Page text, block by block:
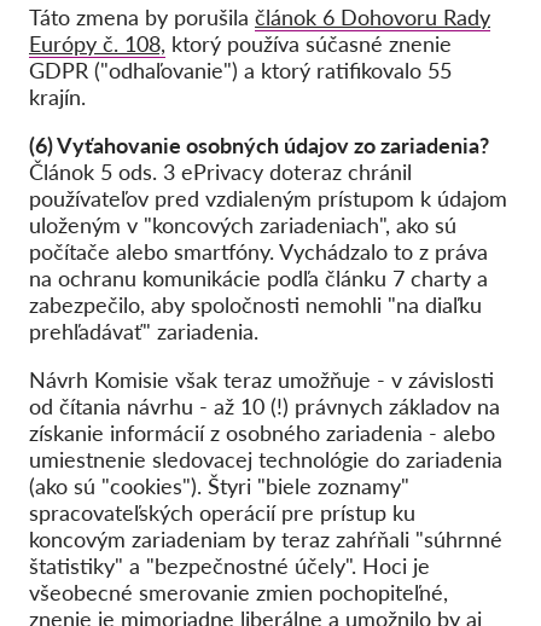
Táto zmena by porušila článok 6 Dohovoru Rady
Európy č. 108, ktorý používa súčasné znenie
GDPR ("odhaľovanie") a ktorý ratifikovalo 55
krajín.
(6) Vyťahovanie osobných údajov zo zariadenia?
Článok 5 ods. 3 ePrivacy doteraz chránil
používateľov pred vzdialeným prístupom k údajom
uloženým v "koncových zariadeniach", ako sú
počítače alebo smartfóny. Vychádzalo to z práva
na ochranu komunikácie podľa článku 7 charty a
zabezpečilo, aby spoločnosti nemohli "na diaľku
prehľadávať" zariadenia.
Návrh Komisie však teraz umožňuje - v závislosti
od čítania návrhu - až 10 (!) právnych základov na
získanie informácií z osobného zariadenia - alebo
umiestnenie sledovacej technológie do zariadenia
(ako sú "cookies"). Štyri "biele zoznamy"
spracovateľských operácií pre prístup ku
koncovým zariadeniam by teraz zahŕňali "súhrnné
štatistiky" a "bezpečnostné účely". Hoci je
všeobecné smerovanie zmien pochopiteľné,
znenie je mimoriadne liberálne a umožnilo by aj